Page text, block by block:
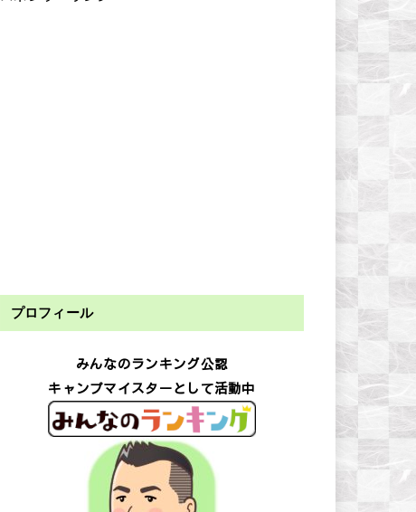
プロフィール
みんなのランキング公認
キャンプマイスターとして活動中